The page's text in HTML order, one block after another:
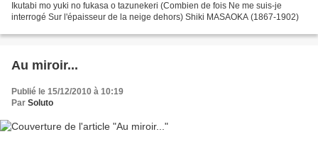
Ikutabi mo yuki no fukasa o tazunekeri (Combien de fois Ne me suis-je
interrogé Sur l'épaisseur de la neige dehors) Shiki MASAOKA (1867-1902)
Au miroir...
Publié le 15/12/2010 à 10:19
Par Soluto